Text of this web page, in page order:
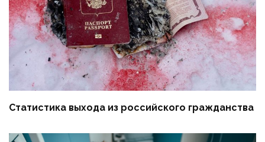
Статистика выхода из российского гражданства